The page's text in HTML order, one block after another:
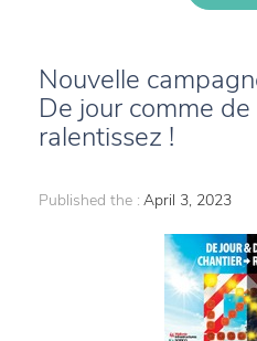
Nouvelle
De jour comme
ralentissez !
Published the : April 3, 2023